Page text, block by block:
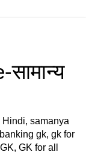
samanya
gk, gk for
GK for all